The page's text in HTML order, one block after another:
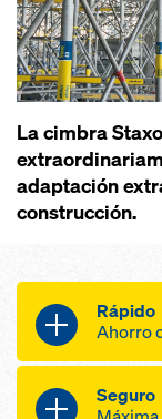
La cimbra
adaptación
construcción.
Rápido
Ahorro
Seguro